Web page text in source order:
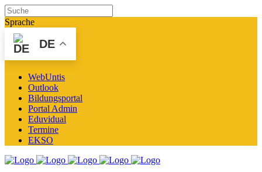
Sprache
DE
WebUntis
Outlook
Bildungsportal
Portal Admin
Eduvidual
Termine
EKSO